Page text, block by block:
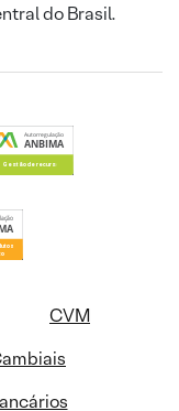
do Brasil.
CVM